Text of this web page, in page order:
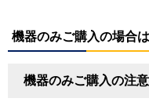
機器のみご購入の場合
機器のみご購入の注